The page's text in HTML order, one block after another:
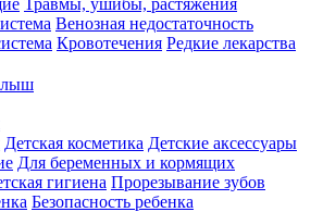
Травмы, ушибы, растяжения
Венозная недостаточность
Кровотечения Редкие лекарства
Детская косметика Детские аксессуары
Для беременных и кормящих
гигиена Прорезывание зубов
Безопасность ребенка